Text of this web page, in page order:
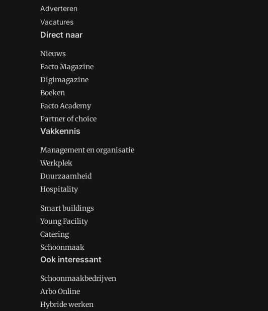
Adverteren
Vacatures
Direct naar
Nieuws
Facto Magazine
Digimagazine
Boeken
Facto Academy
Partner of choice
Vakkennis
Management en organisatie
Werkplek
Duurzaamheid
Hospitality
Smart buildings
Young Facility
Catering
Schoonmaak
Ook interessant
Schoonmaakbedrijven
Arbo Online
Hybride werken